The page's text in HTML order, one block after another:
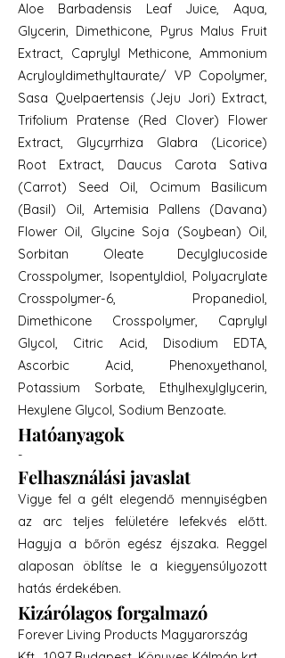
Aloe Barbadensis Leaf Juice, Aqua,
Glycerin, Dimethicone, Pyrus Malus Fruit
Extract, Caprylyl Methicone, Ammonium
Acryloyldimethyltaurate/ VP Copolymer,
Sasa Quelpaertensis (Jeju Jori) Extract,
Trifolium Pratense (Red Clover) Flower
Extract, Glycyrrhiza Glabra (Licorice)
Root Extract, Daucus Carota Sativa
(Carrot) Seed Oil, Ocimum Basilicum
(Basil) Oil, Artemisia Pallens (Davana)
Flower Oil, Glycine Soja (Soybean) Oil,
Sorbitan Oleate Decylglucoside
Crosspolymer, Isopentyldiol, Polyacrylate
Crosspolymer-6, Propanediol,
Dimethicone Crosspolymer, Caprylyl
Glycol, Citric Acid, Disodium EDTA,
Ascorbic Acid, Phenoxyethanol,
Potassium Sorbate, Ethylhexylglycerin,
Hexylene Glycol, Sodium Benzoate.
Hatóanyagok
-
Felhasználási javaslat
Vigye fel a gélt elegendő mennyiségben
az arc teljes felületére lefekvés előtt.
Hagyja a bőrön egész éjszaka. Reggel
alaposan öblítse le a kiegyensúlyozott
hatás érdekében.
Kizárólagos forgalmazó
Forever Living Products Magyarország